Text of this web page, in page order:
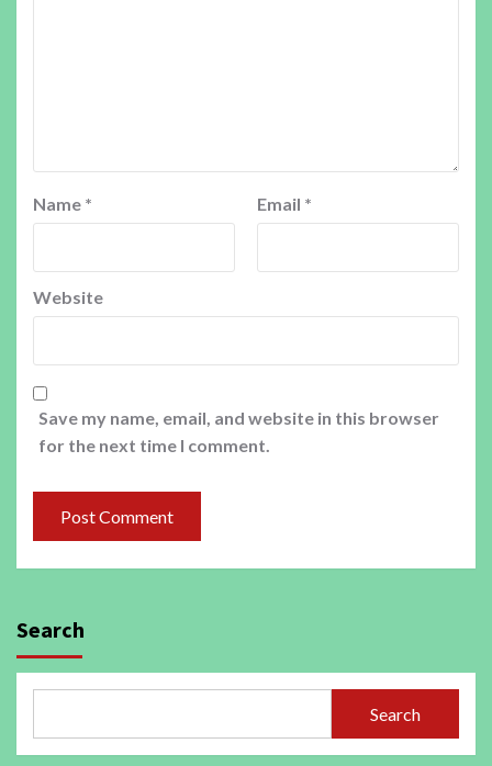
Name * Email *
Website
Save my name, email, and website in this browser
for the next time I comment.
Search
Search